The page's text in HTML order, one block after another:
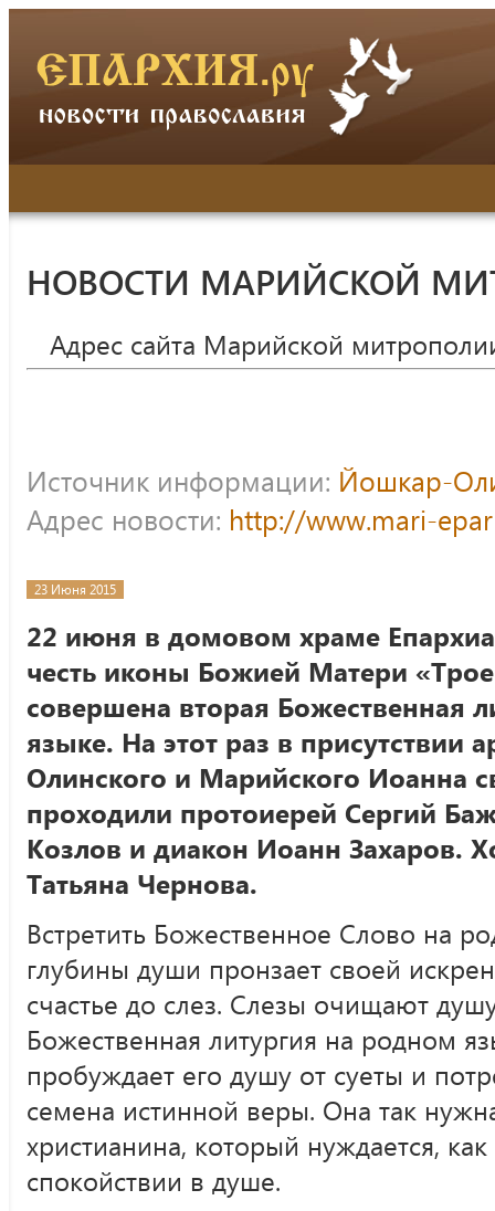
НОВОСТИ МАРИЙСКОЙ
Адрес сайта Марийской
Источник информации: Йошкар-
Адрес новости: http://www.mari-
23 Июня 2015
22 июня в домовом храме
честь иконы Божией Матери
совершена вторая Божественная
языке. На этот раз в присутствии
Олинского и Марийского Иоанна
проходили протоиерей Сергий
Козлов и диакон Иоанн Захаров.
Татьяна Чернова.
Встретить Божественное Слово на
глубины души пронзает своей
счастье до слез. Слезы очищают
Божественная литургия на родном
пробуждает его душу от суеты и
семена истинной веры. Она так
христианина, который нуждается,
спокойствии в душе.